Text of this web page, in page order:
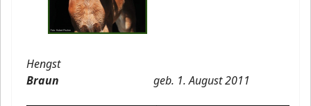
Hengst
Braun geb. 1. August 2011